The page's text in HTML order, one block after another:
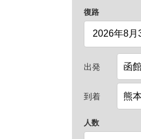
復路
出発
到着
人数